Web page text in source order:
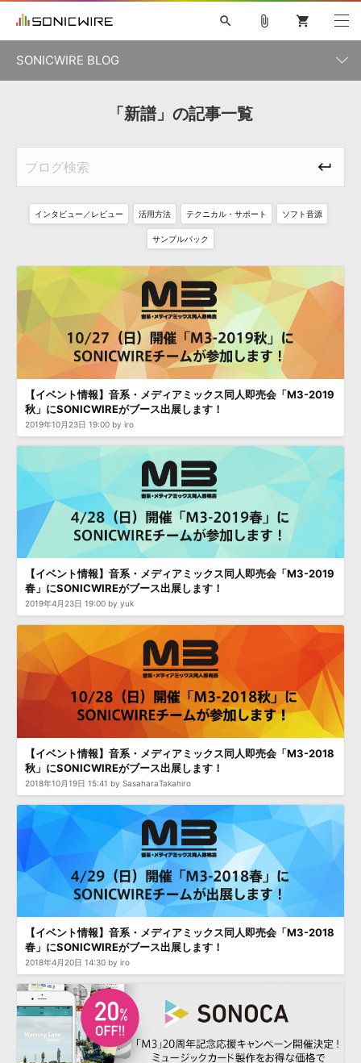
プラグイン・エフェクト »
サンプルパック »
ソフトウェア／ツール »
DAW »
BGM »
キャンペーン »
特集 »
ニュースレター »
SONICWIREブログ »
FAQ »
お問い合わせ »
音楽カード 製作サービス
楽曲配信流通
無償のサウンド
次世代型ボーカル・エディタ
APS 映像のBGM・セリフを音声分離
SLS 音素材の制作・ ライセンス提供
search
初音ミク V4X 鏡音リン・レン V4X
巡音ルカ V4X
SYLENTH1
VOCALOID VIENNA
ライセンスフリーBGM
TOONTRACK
DUBSTEP
ELECTRONICA EDM TRANCE ROUTER.FM
プラグイン・エフェクト
ソフトウェア／ツール DAW 効果音
attach_file shopping_cart
SONICWIRE BLOG
記事一覧
「新譜」の記事一覧
インタビュー／レビュー 活用方法 テクニカル・サポート ソフト音源
サンプルパック
【イベント情報】音系・メディアミックス同人即売会「M3-2019
秋」にSONICWIREがブース出展します！
2019年10月23日 19:00 by iro
【イベント情報】音系・メディアミックス同人即売会「M3-2019
春」にSONICWIREがブース出展します！
2019年4月23日 19:00 by yuk
【イベント情報】音系・メディアミックス同人即売会「M3-2018
秋」にSONICWIREがブース出展します！
2018年10月19日 15:41 by SasaharaTakahiro
【イベント情報】音系・メディアミックス同人即売会「M3-2018
春」にSONICWIREがブース出展します！
2018年4月20日 14:30 by iro